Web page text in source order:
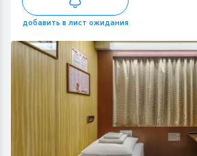
добавить в лист ожидания